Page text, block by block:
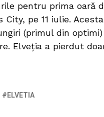
pentru prima oară
City, pe 11 iulie.
(primul din
Elveția a pierdut
ELVETIA